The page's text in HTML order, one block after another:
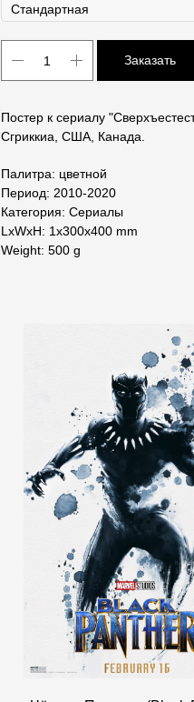
Заказать
Постер к сериалу
Сгриккиа, США, Канада.
Палитра: цветной
Период: 2010-2020
Категория: Сериалы
LxWxH: 1x300x400 mm
Weight: 500 g